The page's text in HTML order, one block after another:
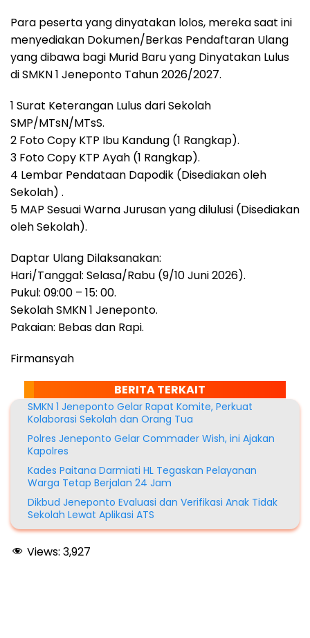
Para peserta yang dinyatakan lolos, mereka saat ini
menyediakan Dokumen/Berkas Pendaftaran Ulang
yang dibawa bagi Murid Baru yang Dinyatakan Lulus
di SMKN 1 Jeneponto Tahun 2026/2027.
1 Surat Keterangan Lulus dari Sekolah
SMP/MTsN/MTsS.
2 Foto Copy KTP Ibu Kandung (1 Rangkap).
3 Foto Copy KTP Ayah (1 Rangkap).
4 Lembar Pendataan Dapodik (Disediakan oleh
Sekolah) .
5 MAP Sesuai Warna Jurusan yang dilulusi (Disediakan
oleh Sekolah).
Daptar Ulang Dilaksanakan:
Hari/Tanggal: Selasa/Rabu (9/10 Juni 2026).
Pukul: 09:00 – 15: 00.
Sekolah SMKN 1 Jeneponto.
Pakaian: Bebas dan Rapi.
Firmansyah
BERITA TERKAIT
SMKN 1 Jeneponto Gelar Rapat Komite, Perkuat
Kolaborasi Sekolah dan Orang Tua
Polres Jeneponto Gelar Commader Wish, ini Ajakan
Kapolres
Kades Paitana Darmiati HL Tegaskan Pelayanan
Warga Tetap Berjalan 24 Jam
Dikbud Jeneponto Evaluasi dan Verifikasi Anak Tidak
Sekolah Lewat Aplikasi ATS
Views: 3,927